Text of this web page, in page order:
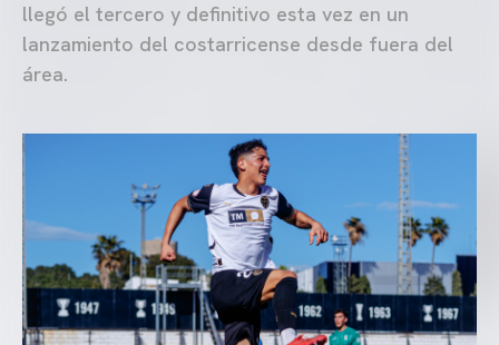
llegó el tercero y definitivo esta vez en un
lanzamiento del costarricense desde fuera del
área.